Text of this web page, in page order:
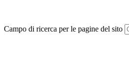
Campo di ricerca per le pagine del sito